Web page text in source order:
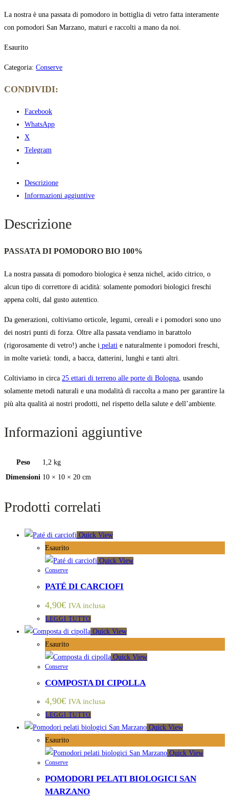
La nostra è una passata di pomodoro in bottiglia di vetro fatta interamente
con pomodori San Marzano, maturi e raccolti a mano da noi.
Esaurito
Categoria: Conserve
CONDIVIDI:
Facebook
WhatsApp
X
Telegram
Descrizione
Informazioni aggiuntive
Descrizione
PASSATA DI POMODORO BIO 100%
La nostra passata di pomodoro biologica è senza nichel, acido citrico, o
alcun tipo di correttore di acidità: solamente pomodori biologici freschi
appena colti, dal gusto autentico.
Da generazioni, coltiviamo orticole, legumi, cereali e i pomodori sono uno
dei nostri punti di forza. Oltre alla passata vendiamo in barattolo
(rigorosamente di vetro!) anche i pelati e naturalmente i pomodori freschi,
in molte varietà: tondi, a bacca, datterini, lunghi e tanti altri.
Coltiviamo in circa 25 ettari di terreno alle porte di Bologna, usando
solamente metodi naturali e una modalità di raccolta a mano per garantire la
più alta qualità ai nostri prodotti, nel rispetto della salute e dell’ambiente.
Informazioni aggiuntive
Peso
1,2 kg
Dimensioni 10 × 10 × 20 cm
Prodotti correlati
Quick View
Esaurito
Quick View
Conserve
PATÉ DI CARCIOFI
4,90€ IVA inclusa
LEGGI TUTTO
Quick View
Esaurito
Quick View
Conserve
COMPOSTA DI CIPOLLA
4,90€ IVA inclusa
LEGGI TUTTO
Quick View
Esaurito
Quick View
Conserve
POMODORI PELATI BIOLOGICI SAN
MARZANO